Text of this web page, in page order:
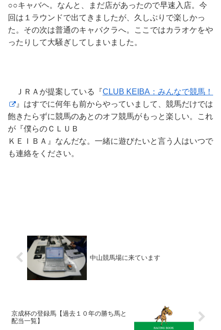
○○キャバヘ。なんと、まだ店があったので早速入店。今
回は１ラウンドで出てきましたが、久しぶりで楽しかっ
た。その次は普通のキャバクラへ。ここではカラオケをや
ったりして大騒ぎしてしまいました。
ＪＲＡが提案している『CLUB KEIBA：みんなで競馬！
』はすでに何年も前からやっていまして、競馬だけでは
飽きたらずに競馬のあとのオフ競馬がもっと楽しい。これ
が『僕らのＣＬＵＢ
ＫＥＩＢＡ』なんだな。一緒に遊びたいと言う人はいつで
も連絡をください。
中山競馬場に来ています
京成杯の登録馬【過去１０年の勝ち馬と
配当一覧】